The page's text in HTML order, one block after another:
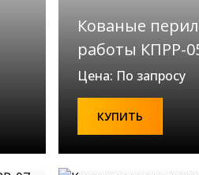
Кованые
работы КПРР-
Цена: По запросу
КУПИТЬ